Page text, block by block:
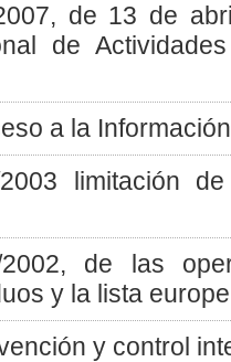
de 13 de
de
a la
limitación
2002, de las
y la lista
y control